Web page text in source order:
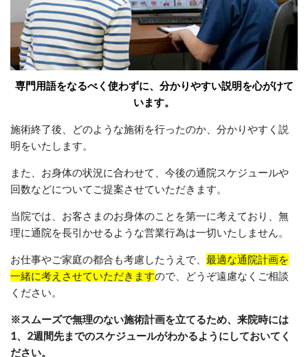
専門用語をなるべく使わずに、分かりやすい説明を心がけて
います。
施術終了後、どのような施術を行ったのか、分かりやすく説
明をいたします。
また、お身体の状況に合わせて、今後の通院スケジュールや
回数などについてご提案させていただきます。
当院では、お客さまのお身体のことを第一に考えており、無
理に通院を長引かせるような営業行為は一切いたしません。
お仕事やご家庭の都合も考慮したうえで、 最適な通院計画を
一緒に考えさせていただきますので、どうぞ遠慮なくご相談
ください。
※スムーズで無理のない施術計画を立てるため、来院時には
1、2週間先までのスケジュールがわかるようにしておいてく
ださい。